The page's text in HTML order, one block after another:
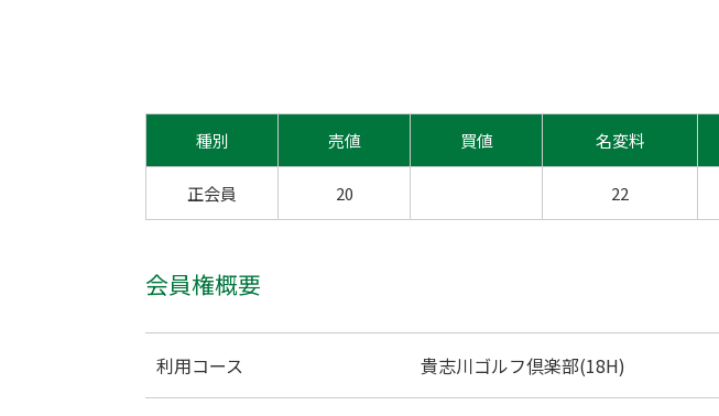
種別 売値 買値 名変料
正会員 20 22
会員権概要
利用コース 貴志川ゴルフ倶楽部(18H)